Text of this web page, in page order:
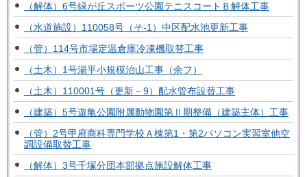
（解体）6号緑が丘スポーツ公園テニスコートＢ解体工事
（水道施設）110058号（そ-1）中区配水池更新工事
（管）114号市場定温倉庫冷凍機取替工事
（土木）1号湯平小規模治山工事（余フ）
（土木）110001号（更新－9）配水管布設替工事
（建築）5号遊亀公園附属動物園第Ⅱ期整備（建築主体）工事
（管）2号甲府商科専門学校Ａ棟第1・第2パソコン実習室他空
調設備取替工事
（解体）3号千塚分団本部拠点施設解体工事